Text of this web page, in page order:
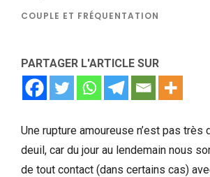
COUPLE ET FRÉQUENTATION
PARTAGER L'ARTICLE SUR
Une rupture amoureuse n’est pas très
deuil, car du jour au lendemain nous
de tout contact (dans certains cas)